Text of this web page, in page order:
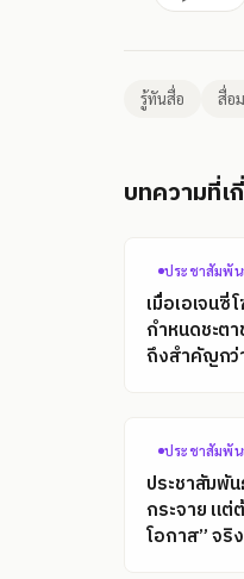
รู้ทันสื่อ สื่อ
บทความที่เ
ประชาสัมพัน
เมื่อเอเจน
กำหนดชะตา
ถึงสำคัญกว่
ประชาสัมพัน
ประชาสัมพั
กระจาย แต่
โอกาส” จริ